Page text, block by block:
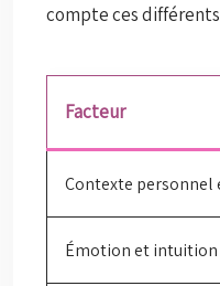
compte ces
Facteur
Contexte personnel
Émotion et intuition